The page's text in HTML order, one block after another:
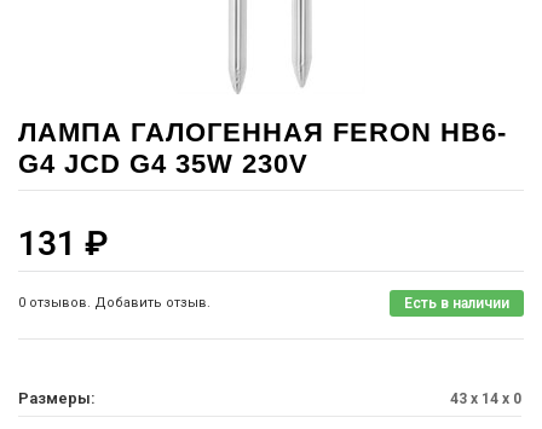
ЛАМПА ГАЛОГЕННАЯ FERON HB6-
G4 JCD G4 35W 230V
131 ₽
0 отзывов. Добавить отзыв. Есть в наличии
Размеры: 43 x 14 x 0